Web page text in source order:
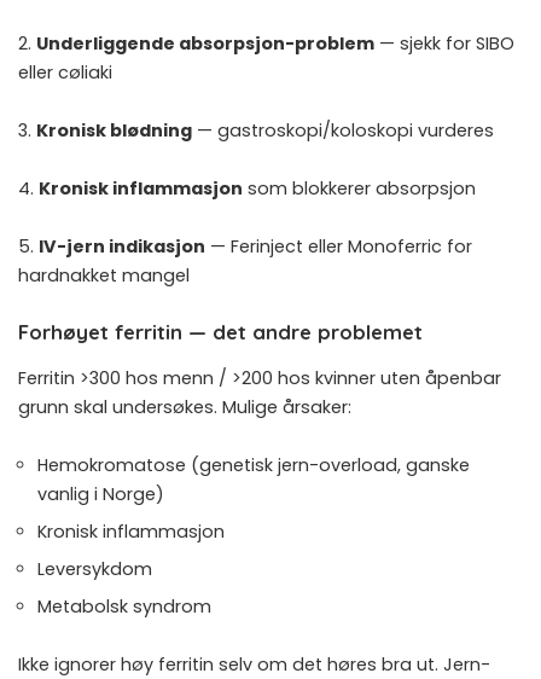
2. Underliggende absorpsjon-problem — sjekk for SIBO
eller cøliaki
3. Kronisk blødning — gastroskopi/koloskopi vurderes
4. Kronisk inflammasjon som blokkerer absorpsjon
5. IV-jern indikasjon — Ferinject eller Monoferric for
hardnakket mangel
Forhøyet ferritin — det andre problemet
Ferritin >300 hos menn / >200 hos kvinner uten åpenbar
grunn skal undersøkes. Mulige årsaker:
Hemokromatose (genetisk jern-overload, ganske
vanlig i Norge)
Kronisk inflammasjon
Leversykdom
Metabolsk syndrom
Ikke ignorer høy ferritin selv om det høres bra ut. Jern-